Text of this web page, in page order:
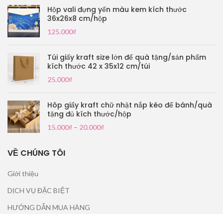
Hộp vali đựng yến màu kem kích thước
36x26x8 cm/hộp
125.000₫
Túi giấy kraft size lớn để quà tặng/sản phẩm
kích thước 42 x 35x12 cm/túi
25.000₫
Hôp giấy kraft chữ nhật nắp kéo để bánh/quà
tặng đủ kích thước/hộp
15.000₫ – 20.000₫
VỀ CHÚNG TÔI
Giới thiệu
DỊCH VỤ ĐẶC BIỆT
HƯỚNG DẪN MUA HÀNG